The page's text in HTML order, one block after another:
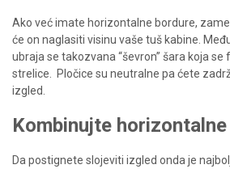
Ako već imate horizontalne bordure,
će on naglasiti visinu vaše tuš kabine.
ubraja se takozvana “ševron” šara koja se
strelice.
Pločice su neutralne pa ćete
izgled.
Kombinujte
Da postignete slojeviti izgled onda je